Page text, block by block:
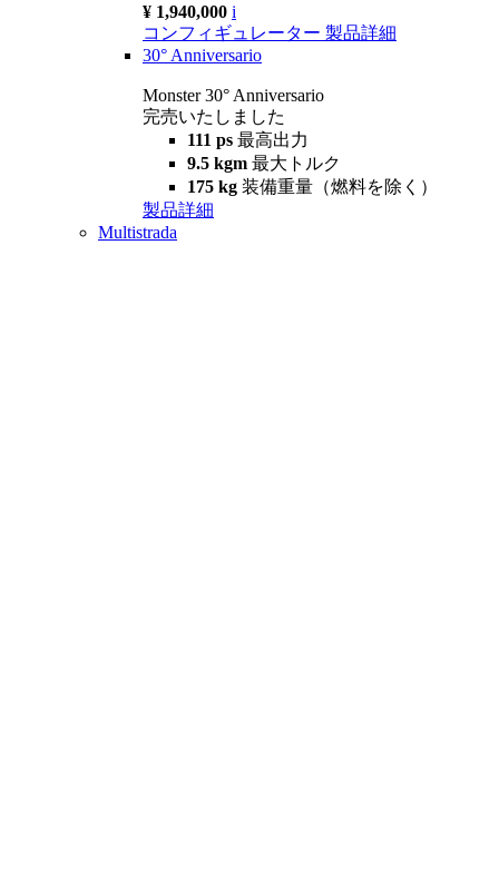
¥ 1,940,000 i
コンフィギュレーター 製品詳細
30° Anniversario
Monster 30° Anniversario
完売いたしました
111 ps 最高出力
9.5 kgm 最大トルク
175 kg 装備重量（燃料を除く）
製品詳細
Multistrada